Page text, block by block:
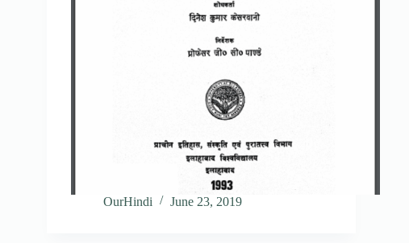
OurHindi June 23, 2019